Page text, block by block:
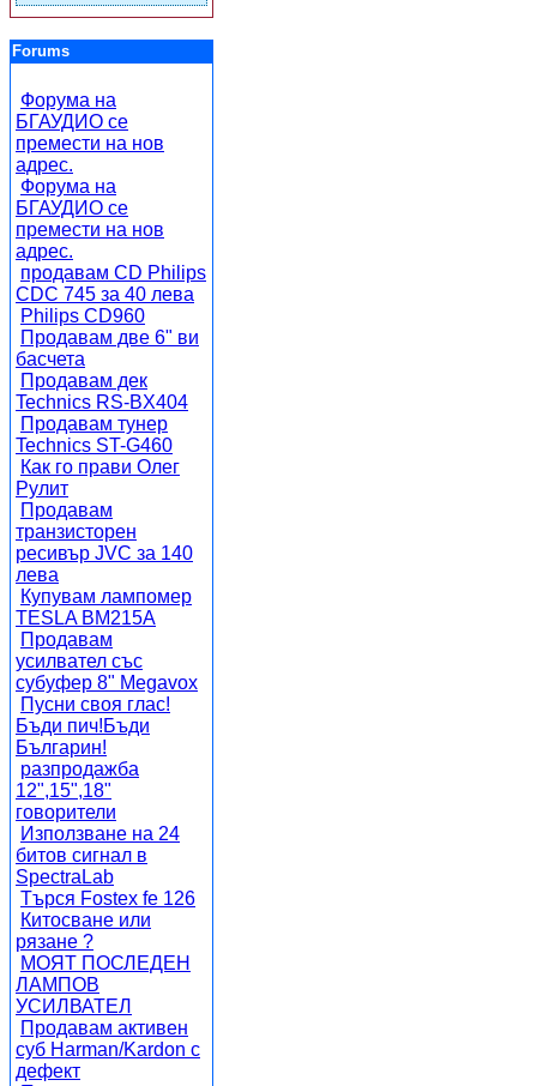
Forums
Форума на
БГАУДИО се
премести на нов
адрес.
Форума на
БГАУДИО се
премести на нов
адрес.
продавам CD Philips
CDC 745 за 40 лева
Philips CD960
Продавам две 6" ви
басчета
Продавам дек
Technics RS-BX404
Продавам тунер
Technics ST-G460
Как го прави Олег
Рулит
Продавам
транзисторен
ресивър JVC за 140
лева
Купувам лампомер
TESLA BM215A
Продавам
усилвател със
субуфер 8" Megavox
Пусни своя глас!
Бъди пич!Бъди
Българин!
разпродажба
12",15",18"
говорители
Използване на 24
битов сигнал в
SpectraLab
Търся Fostex fe 126
Китосване или
рязане ?
МОЯТ ПОСЛЕДЕН
ЛАМПОВ
УСИЛВАТЕЛ
Продавам активен
суб Harman/Kardon с
дефект